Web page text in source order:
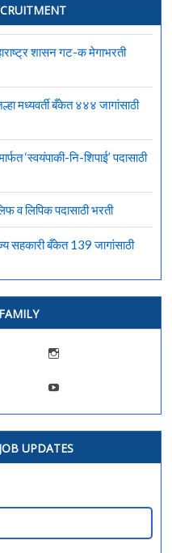
शासन गट-क मेगाभरती
मध्यवर्ती बँकेत ४४४ जागांसाठी
‘स्वयंपाकी-नि-शिपाई’ पदासाठी
व लिपिक पदासाठी भरती
सहकारी बँकेत 139 जागांसाठी
UPDATES